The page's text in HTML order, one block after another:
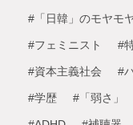
#「日韓」のモヤモ
#フェミニスト #
#資本主義社会 #
#学歴 #「弱さ」